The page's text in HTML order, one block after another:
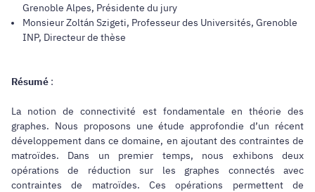
Grenoble Alpes, Présidente du jury
Monsieur Zoltán Szigeti, Professeur des Universités, Grenoble
INP, Directeur de thèse
Résumé :
La notion de connectivité est fondamentale en théorie des
graphes. Nous proposons une étude approfondie d’un récent
développement dans ce domaine, en ajoutant des contraintes de
matroïdes. Dans un premier temps, nous exhibons deux
opérations de réduction sur les graphes connectés avec
contraintes de matroïdes. Ces opérations permettent de